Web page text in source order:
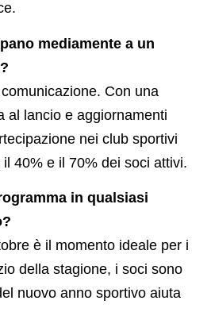
mediamente a un
Con una
al lancio e aggiornamenti
nei club sportivi
40% e il 70% dei soci attivi.
in qualsiasi
è il momento ideale per i
della stagione, i soci sono
nuovo anno sportivo aiuta